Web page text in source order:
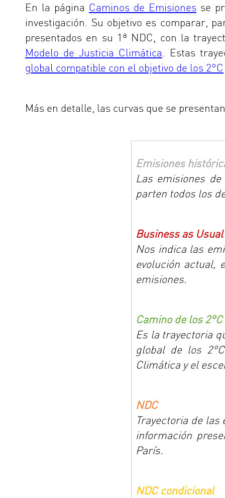
En la página Caminos de Emisiones se
investigación. Su objetivo es comparar,
presentados en su 1ª NDC, con la
Modelo de Justicia Climática . Estas
global compatible con el objetivo de los 2°C
Más en detalle, las curvas que se
Emisiones
Las emisiones
parten todos los
Business as Usual
Nos indica las
evolución actual,
emisiones.
Camino de los 2°C
Es la trayectoria
global de los
Climática y el
NDC
Trayectoria de
información
París.
NDC condicional